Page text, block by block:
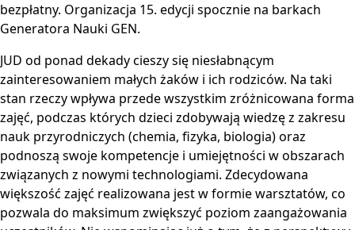
bezpłatny. Organizacja 15. edycji spocznie na barkach
Generatora Nauki GEN.
JUD od ponad dekady cieszy się niesłabnącym
zainteresowaniem małych żaków i ich rodziców. Na taki
stan rzeczy wpływa przede wszystkim zróżnicowana forma
zajęć, podczas których dzieci zdobywają wiedzę z zakresu
nauk przyrodniczych (chemia, fizyka, biologia) oraz
podnoszą swoje kompetencje i umiejętności w obszarach
związanych z nowymi technologiami. Zdecydowana
większość zajęć realizowana jest w formie warsztatów, co
pozwala do maksimum zwiększyć poziom zaangażowania